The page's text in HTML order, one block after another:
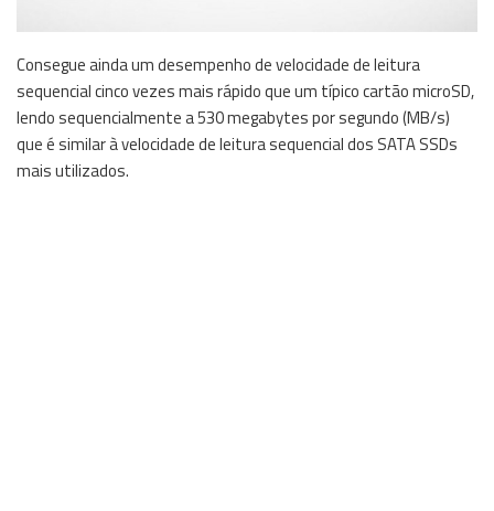
Consegue ainda um desempenho de velocidade de leitura
sequencial cinco vezes mais rápido que um típico cartão microSD,
lendo sequencialmente a 530 megabytes por segundo (MB/s)
que é similar à velocidade de leitura sequencial dos SATA SSDs
mais utilizados.